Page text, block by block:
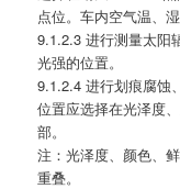
点位。车内空气温、
9.1.2.3 进行测量太阳
光强的位置。
9.1.2.4 进行划痕腐蚀
位置应选择在光泽度
部。
注：光泽度、颜色、
重叠。